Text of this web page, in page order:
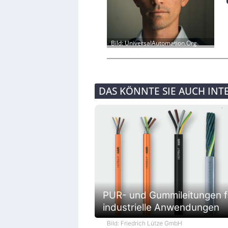
Bild: UniversalAutomation.Org
DAS KÖNNTE SIE AUCH
PUR- und Gummileitungen
industrielle Anwendungen
Bild: Friedrich Lütze GmbH